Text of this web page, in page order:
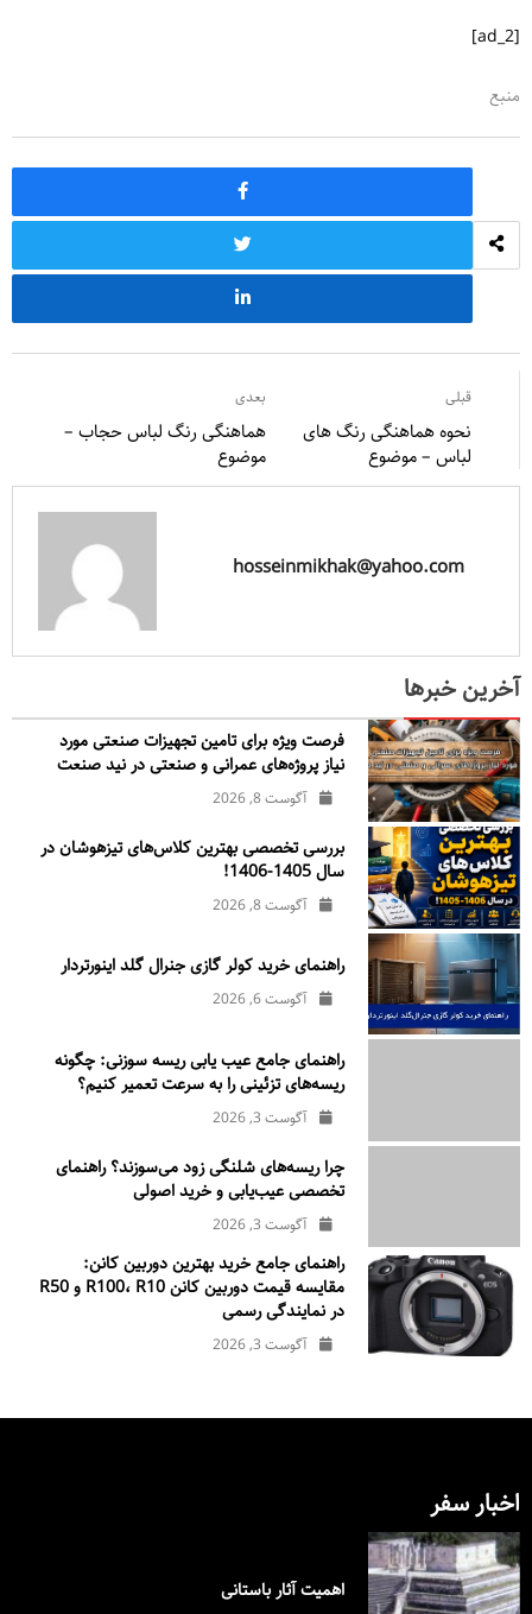
[ad_2]
منبع
قبلی
نحوه هماهنگی رنگ های
لباس – موضوع
بعدی
هماهنگی رنگ لباس حجاب –
موضوع
hosseinmikhak@yahoo.com
آخرین خبرها
فرصت ویژه برای تامین تجهیزات صنعتی مورد
نیاز پروژه‌های عمرانی و صنعتی در نید صنعت
آگوست 8, 2026
بررسی تخصصی بهترین کلاس‌های تیزهوشان در
سال 1405-1406!
آگوست 8, 2026
راهنمای خرید کولر گازی جنرال‌ گلد اینورتر‌دار
آگوست 6, 2026
راهنمای جامع عیب یابی ریسه سوزنی: چگونه
ریسه‌های تزئینی را به سرعت تعمیر کنیم؟
آگوست 3, 2026
چرا ریسه‌های شلنگی زود می‌سوزند؟ راهنمای
تخصصی عیب‌یابی و خرید اصولی
آگوست 3, 2026
راهنمای جامع خرید بهترین دوربین کانن:
مقایسه قیمت دوربین کانن R100، R10 و R50
در نمایندگی رسمی
آگوست 3, 2026
اخبار سفر
اهمیت آثار باستانی